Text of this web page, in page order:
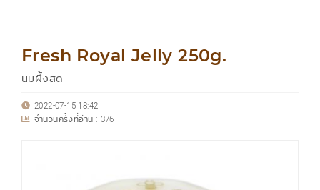
Fresh Royal Jelly 250g.
นมผึ้งสด
2022-07-15 18:42
จำนวนครั้งที่อ่าน : 376